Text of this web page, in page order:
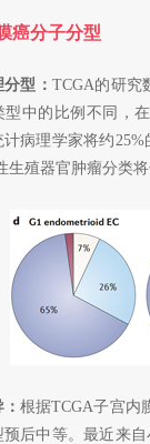
癌分子分型
型： TCGA的研究
型中的比例不同，
计病理学家将约
生殖器官肿瘤分类
根据TCGA子宫内
预后中等。最近来